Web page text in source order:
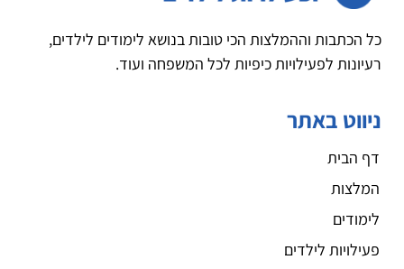
כל הכתבות וההמלצות הכי טובות בנושא לימודים לילדים,
רעיונות לפעילויות כיפיות לכל המשפחה ועוד.
ניווט באתר
דף הבית
המלצות
לימודים
פעילויות לילדים